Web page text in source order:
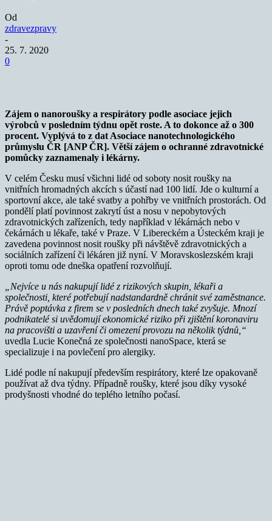
Od
zdravezpravy
-
25. 7. 2020
0
Zájem o nanoroušky a respirátory podle asociace jejich
výrobců v posledním týdnu opět roste. A to dokonce až o 300
procent. Vyplývá to z dat Asociace nanotechnologického
průmyslu ČR [ANP ČR]. Větší zájem o ochranné zdravotnické
pomůcky zaznamenaly i lékárny.
V celém Česku musí všichni lidé od soboty nosit roušky na
vnitřních hromadných akcích s účastí nad 100 lidí. Jde o kulturní a
sportovní akce, ale také svatby a pohřby ve vnitřních prostorách. Od
pondělí platí povinnost zakrytí úst a nosu v nepobytových
zdravotnických zařízeních, tedy například v lékárnách nebo v
čekárnách u lékaře, také v Praze. V Libereckém a Ústeckém kraji je
zavedena povinnost nosit roušky při návštěvě zdravotnických a
sociálních zařízení či lékáren již nyní. V Moravskoslezském kraji
oproti tomu ode dneška opatření rozvolňují.
„Nejvíce u nás nakupují lidé z rizikových skupin, lékaři a
společnosti, které potřebují nadstandardně chránit své zaměstnance.
Právě poptávka z firem se v posledních dnech také zvyšuje. Mnozí
podnikatelé si uvědomují ekonomické riziko při zjištění koronaviru
na pracovišti a uzavření či omezení provozu na několik týdnů,“
uvedla Lucie Konečná ze společnosti nanoSpace, která se
specializuje i na povlečení pro alergiky.
Lidé podle ní nakupují především respirátory, které lze opakovaně
používat až dva týdny. Případně roušky, které jsou díky vysoké
prodyšnosti vhodné do teplého letního počasí.